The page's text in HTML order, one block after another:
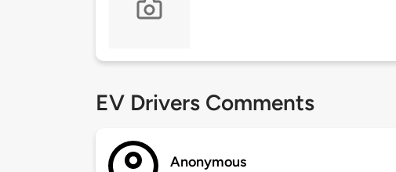
EV Drivers Comments
Anonymous